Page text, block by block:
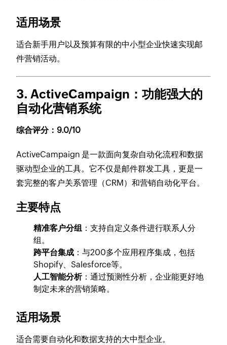
适用场景
适合新手用户以及预算有限的中小型企业快速实现邮
件营销活动。
3. ActiveCampaign ：功能强大的
自动化营销系统
综合评分：9.0/10
ActiveCampaign 是一款面向复杂自动化流程和数据
驱动型企业的工具。它不仅是邮件群发工具，更是一
套完整的客户关系管理（CRM）和营销自动化平台。
主要特点
精准客户分组 ：支持自定义条件进行联系人分
组。
跨平台集成 ：与200多个应用程序集成，包括
Shopify、Salesforce等。
人工智能分析：通过预测性分析，企业能更好地
制定未来的营销策略。
适用场景
适合需要自动化和数据支持的大中型企业。